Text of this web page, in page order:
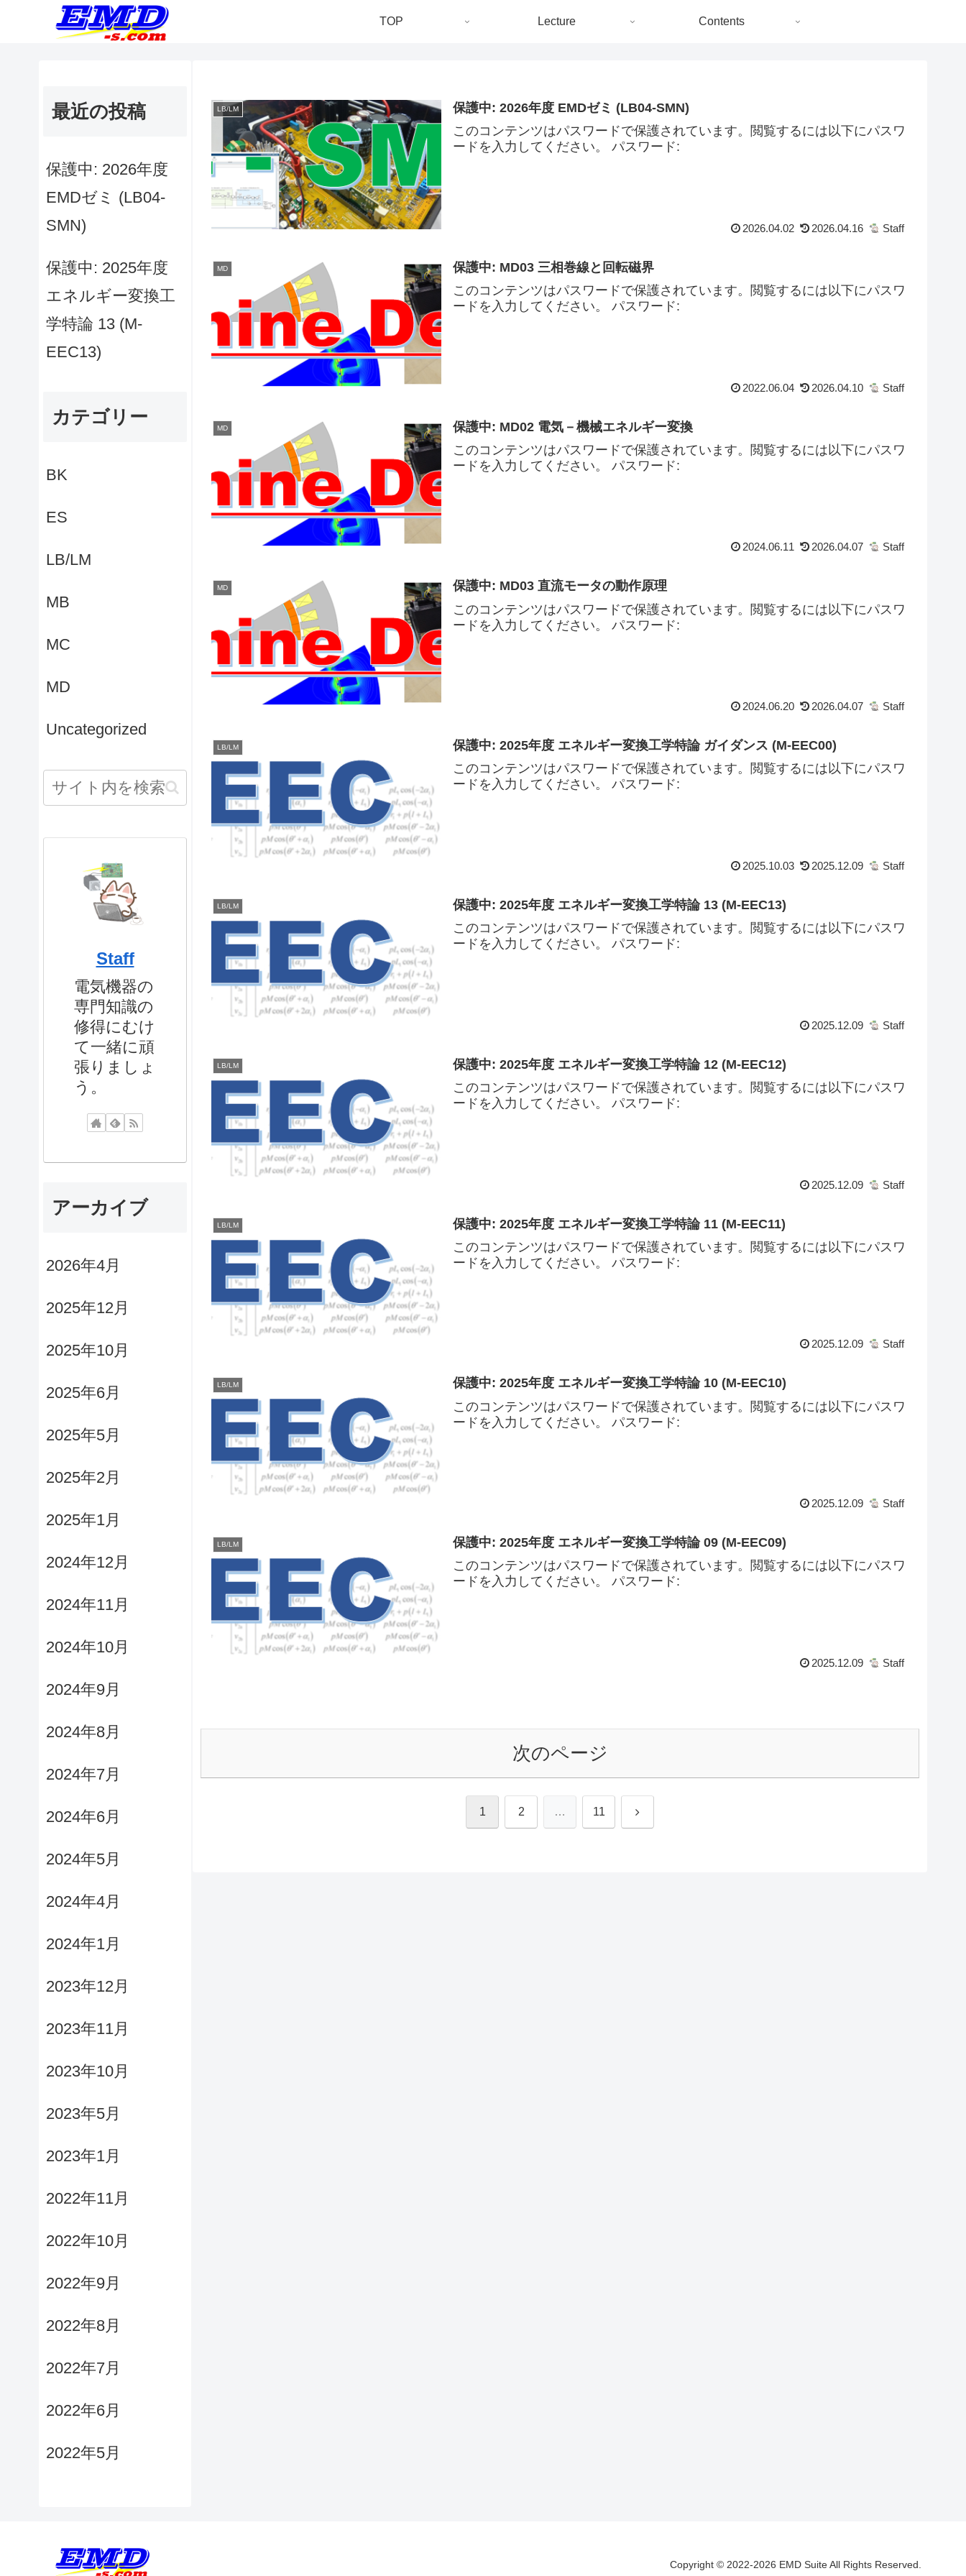
TOP Lecture Contents
LB/LM
保護中: 2026年度 EMDゼミ (LB04-SMN)
このコンテンツはパスワードで保護されています。閲覧するには以下にパスワ
ードを入力してください。 パスワード:
2026.04.02 2026.04.16 Staff
MD
保護中: MD03 三相巻線と回転磁界
このコンテンツはパスワードで保護されています。閲覧するには以下にパスワ
ードを入力してください。 パスワード:
2022.06.04 2026.04.10 Staff
MD
保護中: MD02 電気－機械エネルギー変換
このコンテンツはパスワードで保護されています。閲覧するには以下にパスワ
ードを入力してください。 パスワード:
2024.06.11 2026.04.07 Staff
MD
保護中: MD03 直流モータの動作原理
このコンテンツはパスワードで保護されています。閲覧するには以下にパスワ
ードを入力してください。 パスワード:
2024.06.20 2026.04.07 Staff
LB/LM
保護中: 2025年度 エネルギー変換工学特論 ガイダンス (M-EEC00)
このコンテンツはパスワードで保護されています。閲覧するには以下にパスワ
ードを入力してください。 パスワード:
2025.10.03 2025.12.09 Staff
LB/LM
保護中: 2025年度 エネルギー変換工学特論 13 (M-EEC13)
このコンテンツはパスワードで保護されています。閲覧するには以下にパスワ
ードを入力してください。 パスワード:
2025.12.09 Staff
LB/LM
保護中: 2025年度 エネルギー変換工学特論 12 (M-EEC12)
このコンテンツはパスワードで保護されています。閲覧するには以下にパスワ
ードを入力してください。 パスワード:
2025.12.09 Staff
LB/LM
保護中: 2025年度 エネルギー変換工学特論 11 (M-EEC11)
このコンテンツはパスワードで保護されています。閲覧するには以下にパスワ
ードを入力してください。 パスワード:
2025.12.09 Staff
LB/LM
保護中: 2025年度 エネルギー変換工学特論 10 (M-EEC10)
このコンテンツはパスワードで保護されています。閲覧するには以下にパスワ
ードを入力してください。 パスワード:
2025.12.09 Staff
LB/LM
保護中: 2025年度 エネルギー変換工学特論 09 (M-EEC09)
このコンテンツはパスワードで保護されています。閲覧するには以下にパスワ
ードを入力してください。 パスワード:
2025.12.09 Staff
次のページ
1 2 … 11 次
最近の投稿
保護中: 2026年度
EMDゼミ (LB04-
SMN)
保護中: 2025年度
エネルギー変換工
学特論 13 (M-
EEC13)
カテゴリー
BK
ES
LB/LM
MB
MC
MD
Uncategorized
Staff
電気機器の
専門知識の
修得にむけ
て一緒に頑
張りましょ
う。
アーカイブ
2026年4月
2025年12月
2025年10月
2025年6月
2025年5月
2025年2月
2025年1月
2024年12月
2024年11月
2024年10月
2024年9月
2024年8月
2024年7月
2024年6月
2024年5月
2024年4月
2024年1月
2023年12月
2023年11月
2023年10月
2023年5月
2023年1月
2022年11月
2022年10月
2022年9月
2022年8月
2022年7月
2022年6月
2022年5月
Copyright © 2022-2026 EMD Suite All Rights Reserved.